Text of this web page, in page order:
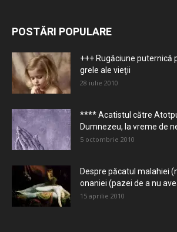
POSTĂRI POPULARE
+++ Rugăciune puternică
grele ale vieţii
28 iulie 2010
**** Acatistul către
Dumnezeu, la vreme de
5 octombrie 2010
Despre păcatul malahiei
onaniei (pazei de a nu
15 aprilie 2010